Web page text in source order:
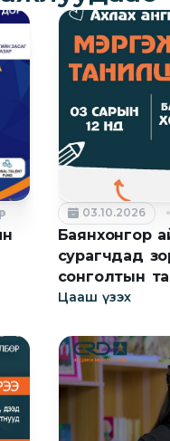
03.10.2026
Баянхонгор
сурагчдад
сонголтын
байгуулна
Цааш үзэх